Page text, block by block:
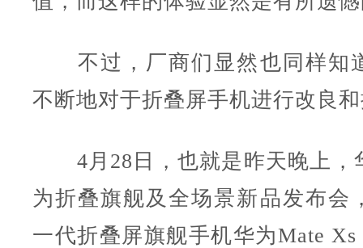
不过，厂商们显然也同样知
不断地对于折叠屏手机进行改良
4月28日，也就是昨天晚上，
为折叠旗舰及全场景新品发布会
一代折叠屏旗舰手机华为Mate